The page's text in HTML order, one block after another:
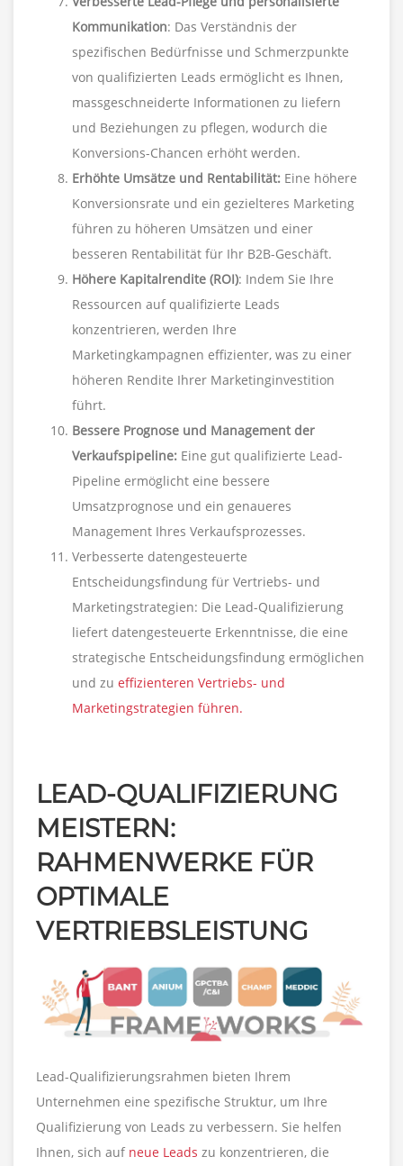
Kommunikation: Das Verständnis der
spezifischen Bedürfnisse und Schmerzpunkte
von qualifizierten Leads ermöglicht es Ihnen,
massgeschneiderte Informationen zu liefern
und Beziehungen zu pflegen, wodurch die
Konversions-Chancen erhöht werden.
Erhöhte Umsätze und Rentabilität: Eine höhere
Konversionsrate und ein gezielteres Marketing
führen zu höheren Umsätzen und einer
besseren Rentabilität für Ihr B2B-Geschäft.
Höhere Kapitalrendite (ROI): Indem Sie Ihre
Ressourcen auf qualifizierte Leads
konzentrieren, werden Ihre
Marketingkampagnen effizienter, was zu einer
höheren Rendite Ihrer Marketinginvestition
führt.
Bessere Prognose und Management der
Verkaufspipeline: Eine gut qualifizierte Lead-
Pipeline ermöglicht eine bessere
Umsatzprognose und ein genaueres
Management Ihres Verkaufsprozesses.
Verbesserte datengesteuerte
Entscheidungsfindung für Vertriebs- und
Marketingstrategien: Die Lead-Qualifizierung
liefert datengesteuerte Erkenntnisse, die eine
strategische Entscheidungsfindung ermöglichen
und zu effizienteren Vertriebs- und
Marketingstrategien führen.
LEAD-QUALIFIZIERUNG
MEISTERN:
RAHMENWERKE FÜR
OPTIMALE
VERTRIEBSLEISTUNG
Lead-Qualifizierungsrahmen bieten Ihrem
Unternehmen eine spezifische Struktur, um Ihre
Qualifizierung von Leads zu verbessern. Sie helfen
Ihnen, sich auf neue Leads zu konzentrieren, die